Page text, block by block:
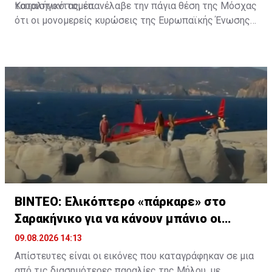
τουριστικό τομέα.
Καταλήγοντας, επανέλαβε την πάγια θέση της Μόσχας
ότι οι μονομερείς κυρώσεις της Ευρωπαϊκής Ένωσης
ΒΙΝΤΕΟ: Ελικόπτερο «πάρκαρε» στο
Σαρακήνικο για να κάνουν μπάνιο οι
επιβάτες
09.08.2026 14:13
Απίστευτες είναι οι εικόνες που καταγράφηκαν σε μια